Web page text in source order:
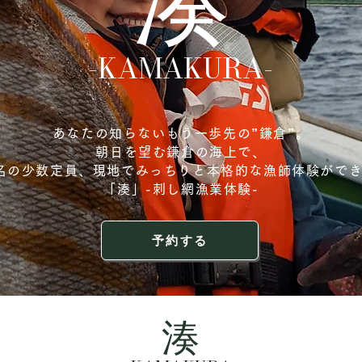
-KAMAKURA-
あなたの知らないもう一歩先の”鎌倉”。
朝日を望む鎌倉の海上で、
の少数定員、現地でみっちりと本格的な漁師体験がで
「湊」-刺し網漁業体験-
予約する
湊​